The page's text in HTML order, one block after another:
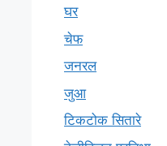
घर
चेफ
जनरल
जुआ
टिकटोक सितारे